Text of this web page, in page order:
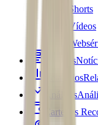
Shorts
Vídeos
Notícias
Relatórios
Análises
Carteiras